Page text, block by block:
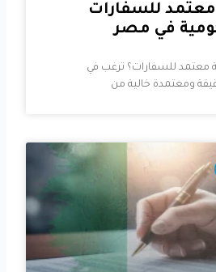
للسفارات
في مصر
للسفارات؟ ترغب في
ومعتمدة خالية من